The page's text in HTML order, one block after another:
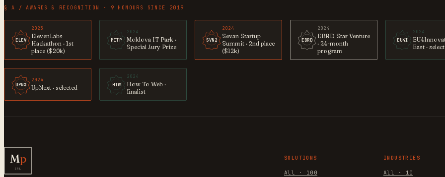
§ A / AWARDS & RECOGNITION · 9 HONOURS SINCE 2019
ELEV
2025
ElevenLabs
Hackathon · 1st
place ($20k)
MITP
2024
Moldova IT Park ·
Special Jury Prize
SVN2
2024
Sevan Startup
Summit · 2nd place
($12k)
EBRD
2024
EBRD Star Venture
· 24-month
program
EU4I
2024
East ·
UPNX
2024
UpNext · selected HTW
2024
How To Web ·
finalist
Mp
SRL
SOLUTIONS
All · 100
INDUSTRIES
All · 10